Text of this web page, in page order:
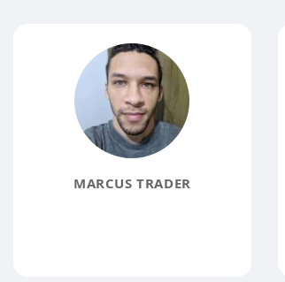
MARCUS TRADER